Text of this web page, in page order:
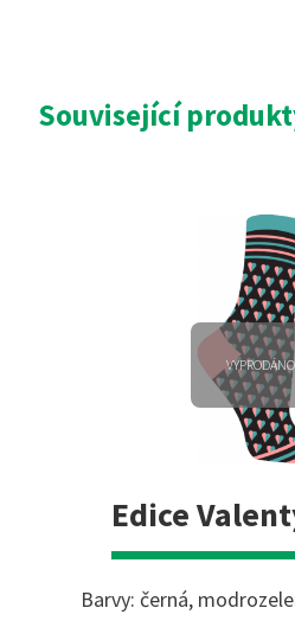
Související
VYPRODÁNO
Edice
Barvy: černá,